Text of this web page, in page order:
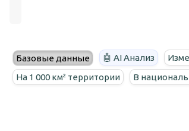
Базовые данные 🤖 AI Анализ
На 1 000 км² территории
В